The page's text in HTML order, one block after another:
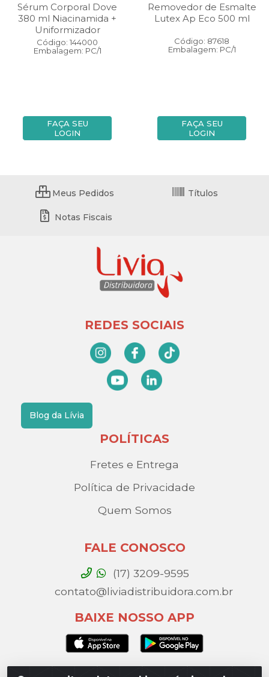
Sérum Corporal Dove
380 ml Niacinamida +
Uniformizador
Código: 144000
Embalagem: PC/1
FAÇA SEU
LOGIN
Removedor de Esmalte
Lutex Ap Eco 500 ml
Código: 87618
Embalagem: PC/1
FAÇA SEU
LOGIN
Meus Pedidos Títulos
Notas Fiscais
REDES SOCIAIS
Blog da Lívia
POLÍTICAS
Fretes e Entrega
Política de Privacidade
Quem Somos
FALE CONOSCO
(17) 3209-9595
contato@liviadistribuidora.com.br
BAIXE NOSSO APP